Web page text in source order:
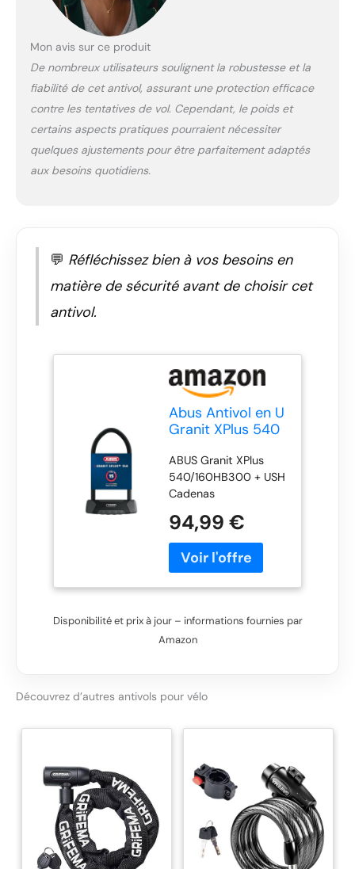
Mon avis sur ce produit
De nombreux utilisateurs soulignent la robustesse et la
fiabilité de cet antivol, assurant une protection efficace
contre les tentatives de vol. Cependant, le poids et
certains aspects pratiques pourraient nécessiter
quelques ajustements pour être parfaitement adaptés
aux besoins quotidiens.
💬 Réfléchissez bien à vos besoins en
matière de sécurité avant de choisir cet
antivol.
Abus Antivol en U
Granit XPlus 540
antivol pour vélo
avec Arceau de
13 mm
d'épaisseur et
Cylindre XPlus
Niveau de
sécurité 15-300
mm Hauteur
d'arceau, Noir
ABUS Granit XPlus
540/160HB300 + USH
Cadenas
94,99 €
Disponibilité et prix à jour – informations fournies par
Amazon
Découvrez d’autres antivols pour vélo